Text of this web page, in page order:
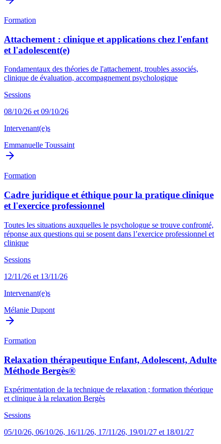
Formation
Attachement : clinique et applications chez l'enfant
et l'adolescent(e)
Fondamentaux des théories de l'attachement, troubles associés,
clinique de évaluation, accompagnement psychologique
Sessions
08/10/26 et 09/10/26
Intervenant(e)s
Emmanuelle Toussaint
Formation
Cadre juridique et éthique pour la pratique clinique
et l'exercice professionnel
Toutes les situations auxquelles le psychologue se trouve confronté,
réponse aux questions qui se posent dans l’exercice professionnel et
clinique
Sessions
12/11/26 et 13/11/26
Intervenant(e)s
Mélanie Dupont
Formation
Relaxation thérapeutique Enfant, Adolescent, Adulte
Méthode Bergès®
Expérimentation de la technique de relaxation ; formation théorique
et clinique à la relaxation Bergès
Sessions
05/10/26, 06/10/26, 16/11/26, 17/11/26, 19/01/27 et 18/01/27